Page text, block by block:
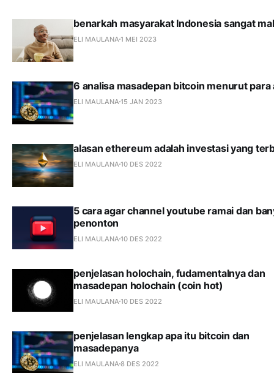
benarkah masyarakat Indonesia sangat
ELI MAULANA 1 MEI 2023
6 analisa masadepan bitcoin menurut para
ELI MAULANA 15 JAN 2023
alasan ethereum adalah investasi yang
ELI MAULANA 10 DES 2022
5 cara agar channel youtube ramai dan
penonton
ELI MAULANA 10 DES 2022
penjelasan holochain, fudamentalnya dan
masadepan holochain (coin hot)
ELI MAULANA 10 DES 2022
penjelasan lengkap apa itu bitcoin dan
masadepanya
ELI MAULANA 8 DES 2022